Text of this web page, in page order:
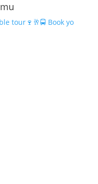
tour🍷🥂🚍 Book yo